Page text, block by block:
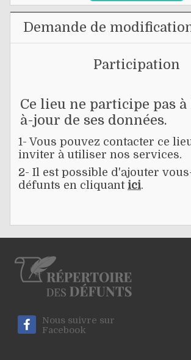
Demande de
Participation
Ce lieu ne participe pas
à-jour de ses données.
1- Vous pouvez contacter ce
inviter à utiliser nos services.
2- Il est possible d'ajouter
défunts en cliquant ici.
Nous suivre sur
Facebook